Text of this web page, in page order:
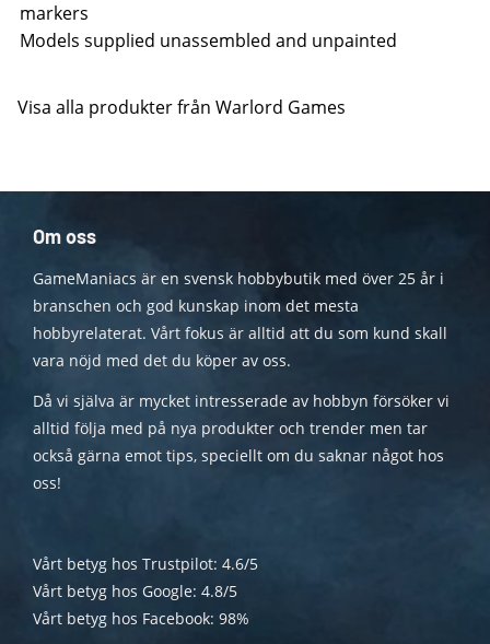
markers
Models supplied unassembled and unpainted
Visa alla produkter från Warlord Games
Om oss
GameManiacs är en svensk hobbybutik med över 25 år i
branschen och god kunskap inom det mesta
hobbyrelaterat. Vårt fokus är alltid att du som kund skall
vara nöjd med det du köper av oss.
Då vi själva är mycket intresserade av hobbyn försöker vi
alltid följa med på nya produkter och trender men tar
också gärna emot tips, speciellt om du saknar något hos
oss!
Vårt betyg hos Trustpilot: 4.6/5
Vårt betyg hos Google: 4.8/5
Vårt betyg hos Facebook: 98%